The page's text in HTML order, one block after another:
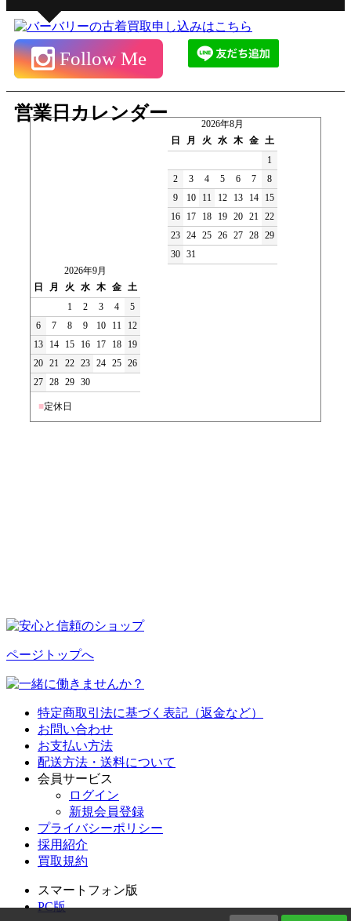
Follow Me
営業日カレンダー
2026年8月
日
月 火 水 木 金 土
1
2
3 4 5 6 7
8
9
10 11 12 13 14
15
16
17 18 19 20 21 22
23 24 25 26 27 28 29
30 31
2026年9月
日
月 火 水 木 金 土
1
2 3 4
5
6
7 8 9 10 11
12
13
14 15 16 17 18
19
20 21 22 23 24 25 26
27 28 29 30
■定休日
ページトップへ
特定商取引法に基づく表記（返金など）
お問い合わせ
お支払い方法
配送方法・送料について
会員サービス
ログイン
新規会員登録
プライバシーポリシー
採用紹介
買取規約
スマートフォン版
PC版